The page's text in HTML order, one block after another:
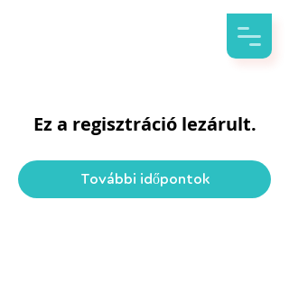
Ez a regisztráció lezárult.
További időpontok